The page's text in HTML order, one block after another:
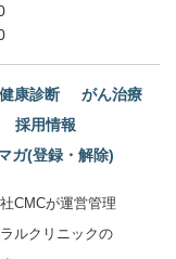
康診断
がん治療
採用情報
ガ(登録・解除)
CMCが運営管理
ルクリニックの